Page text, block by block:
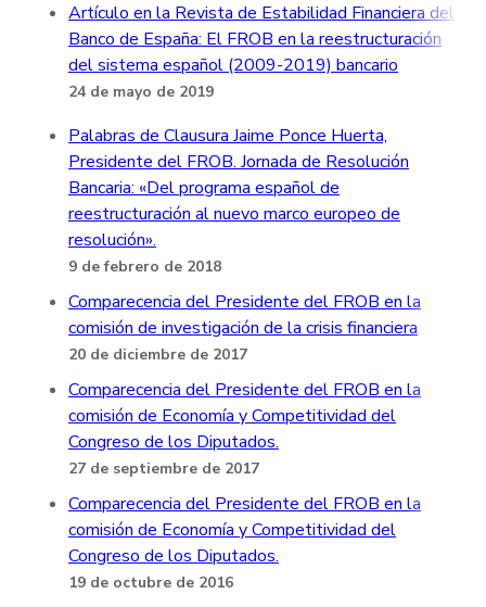
Artículo en la Revista de Estabilidad Financiera del
Banco de España: El FROB en la reestructuración
del sistema español (2009-2019) bancario
24 de mayo de 2019
Palabras de Clausura Jaime Ponce Huerta,
Presidente del FROB. Jornada de Resolución
Bancaria: «Del programa español de
reestructuración al nuevo marco europeo de
resolución».
9 de febrero de 2018
Comparecencia del Presidente del FROB en la
comisión de investigación de la crisis financiera
20 de diciembre de 2017
Comparecencia del Presidente del FROB en la
comisión de Economía y Competitividad del
Congreso de los Diputados.
27 de septiembre de 2017
Comparecencia del Presidente del FROB en la
comisión de Economía y Competitividad del
Congreso de los Diputados.
19 de octubre de 2016